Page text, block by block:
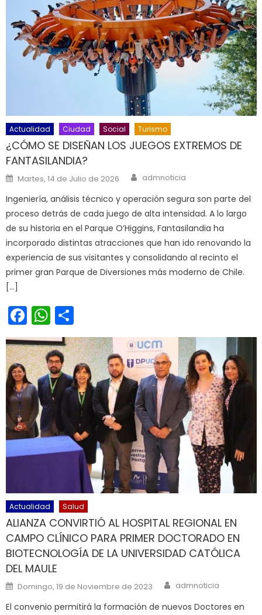
Actualidad Ciudad Social Turismo
¿CÓMO SE DISEÑAN LOS JUEGOS EXTREMOS DE
FANTASILANDIA?
Posted on
Martes, 14 de Julio de 2026 Author
admnoticia
Ingeniería, análisis técnico y operación segura son parte del
proceso detrás de cada juego de alta intensidad. A lo largo
de su historia en el Parque O’Higgins, Fantasilandia ha
incorporado distintas atracciones que han ido renovando la
experiencia de sus visitantes y consolidando al recinto el
primer gran Parque de Diversiones más moderno de Chile.
[…]
Facebook
WhatsApp
Actualidad Salud
ALIANZA CONVIRTIÓ AL HOSPITAL REGIONAL EN
CAMPO CLÍNICO PARA PRIMER DOCTORADO EN
BIOTECNOLOGÍA DE LA UNIVERSIDAD CATÓLICA
DEL MAULE
Posted on
Domingo, 19 de Noviembre de 2023 Author
admnoticia
El convenio permitirá la formación de nuevos Doctores en